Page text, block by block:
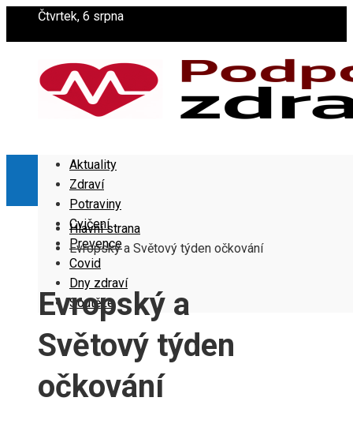
Čtvrtek, 6 srpna
Aktuality
Zdraví
Potraviny
Cvičení
Prevence
Covid
Dny zdraví
Soutěže
Hlavní strana
Evropský a Světový týden očkování
Evropský a
Světový týden
očkování